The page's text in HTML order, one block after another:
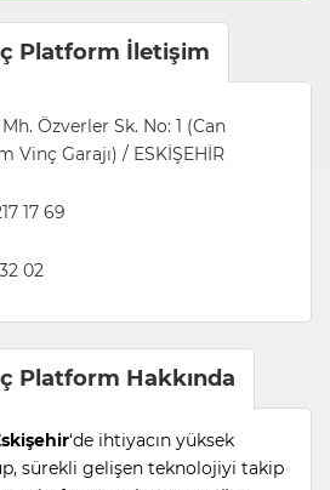
Platform İletişim
Özverler Sk. No: 1 (Can
Vinç Garajı) / ESKİŞEHİR
17 69
02
Platform Hakkında
‘de ihtiyacın yüksek
sürekli gelişen teknolojiyi takip